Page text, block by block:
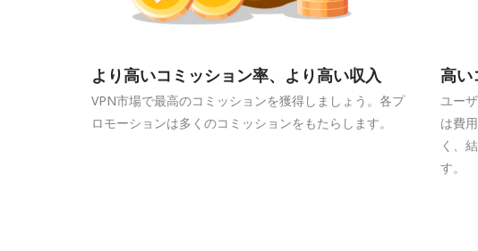
より高いコミッション率、より高い収入
VPN市場で最高のコミッションを獲得しましょう。各プ
ロモーションは多くのコミッションをもたらします。
高い
ユー
は費
く、
す。